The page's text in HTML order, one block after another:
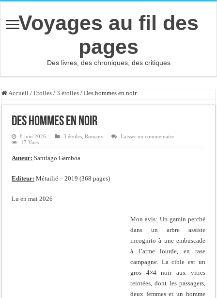
Voyages au fil des
pages
Des livres, des chroniques, des critiques
Accueil / Etoiles / 3 étoiles / Des hommes en noir
Des hommes en noir
8 juin 2026 3 étoiles ,Romans
Laisser un commentaire
17 Vues
Auteur: Santiago Gamboa
Editeur: Métailié – 2019 (368 pages)
Lu en mai 2026
Mon avis: Un gamin perché
dans un arbre assiste
incognito à une embuscade
à l’arme lourde, en rase
campagne. La cible est un
gros 4×4 noir aux vitres
teintées, dont les passagers,
deux femmes et un homme